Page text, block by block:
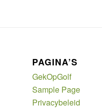
PAGINA’S
GekOpGolf
Sample Page
Privacybeleid